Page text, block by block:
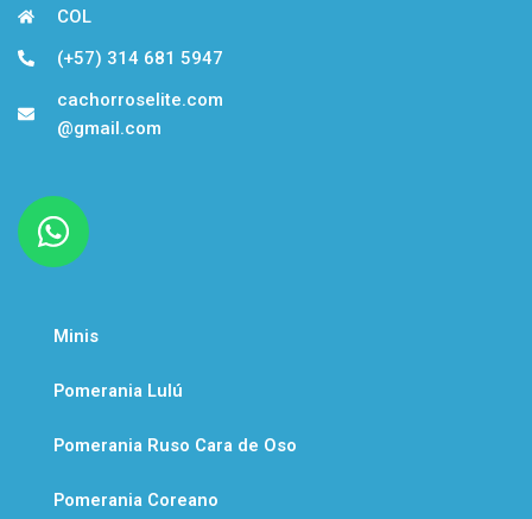
COL
(+57) 314 681 5947
cachorroselite.com
@gmail.com
W
h
t
s
a
p
p
Minis
Pomerania Lulú
Pomerania Ruso Cara de Oso
Pomerania Coreano